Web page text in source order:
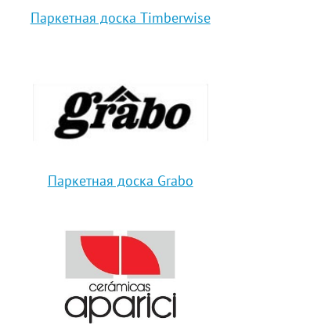
Паркетная доска Timberwise
Паркетная доска Grabo